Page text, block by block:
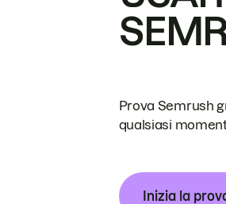
Prova Semrush
qualsiasi
Inizia la